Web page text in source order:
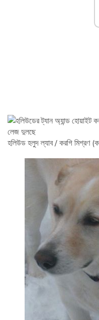
হলিউড হলুদ ল্যাব / করগি মিশ্রণ